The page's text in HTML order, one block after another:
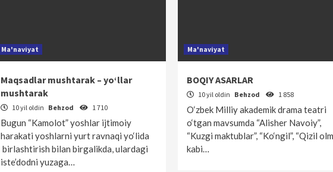
Ma'naviyat
Maqsadlar mushtarak – yo‘llar
mushtarak
10 yil oldin Behzod 1 710
Bugun “Kamolot” yoshlar ijtimoiy
harakati yoshlarni yurt ravnaqi yo‘lida
birlashtirish bilan birgalikda, ulardagi
iste’dodni yuzaga…
Ma'naviyat
BOQIY ASARLAR
10 yil oldin Behzod 1 858
O‘zbek Milliy akademik drama teatri
o‘tgan mavsumda “Alisher Navoiy”,
“Kuzgi maktublar”, “Ko‘ngil”, “Qizil
kabi…